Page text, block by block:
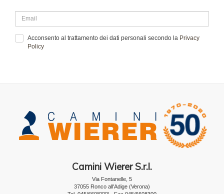
Acconsento al trattamento dei dati personali secondo la Privacy
Policy
Camini Wierer S.r.l.
Via Fontanelle, 5
37055 Ronco all'Adige (Verona)